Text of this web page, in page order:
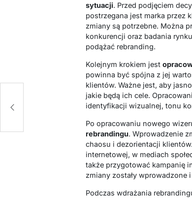
sytuacji. Przed podjęciem
postrzegana jest marka przez
zmiany są potrzebne. Można
konkurencji oraz badania
podążać rebranding.
Kolejnym krokiem jest
powinna być spójna z jej
klientów. Ważne jest, aby
jakie będą ich cele.
identyfikacji wizualnej, tonu
Po opracowaniu nowego
rebrandingu. Wprowadzenie
chaosu i dezorientacji
internetowej, w mediach
także przygotować kampanię
zmiany zostały wprowadzone
Podczas wdrażania